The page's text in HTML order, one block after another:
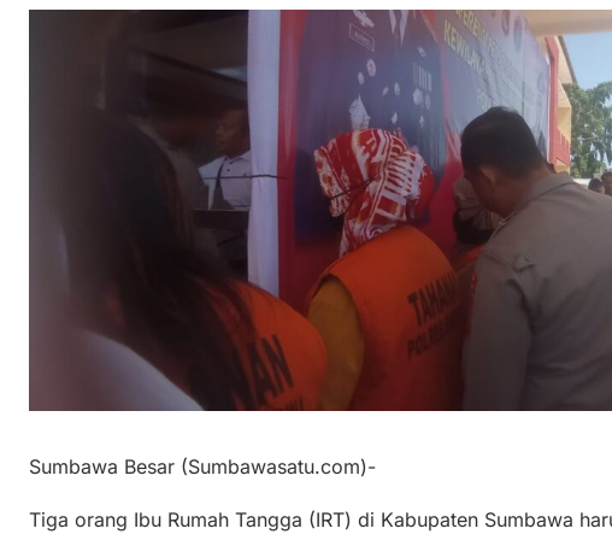
Sumbawa Besar (Sumbawasatu.com)-
Tiga orang Ibu Rumah Tangga (IRT) di Kabupaten Sumbawa